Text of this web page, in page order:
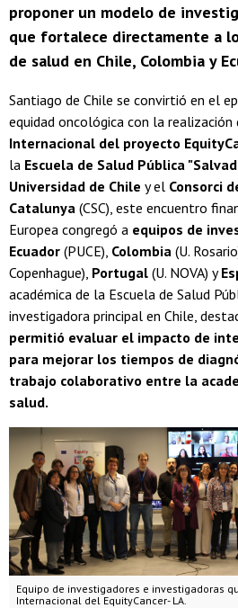
proponer un modelo de
que fortalece directamente a
de salud en Chile, Colombia y
Santiago de Chile se convirtió en el
equidad oncológica con la realización
Internacional del proyecto
la Escuela de Salud Pública
Universidad de Chile y el Consorci
Catalunya (CSC), este encuentro
Europea congregó a equipos de
Ecuador (PUCE), Colombia (U.
Copenhague), Portugal (U. NOVA) y
académica de la Escuela de Salud
investigadora principal en Chile,
permitió evaluar el impacto de
para mejorar los tiempos de
trabajo colaborativo entre la
salud.
Equipo de investigadores e investigadoras
Internacional del EquityCancer- LA.